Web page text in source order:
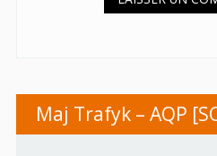
Maj Trafyk – AQP